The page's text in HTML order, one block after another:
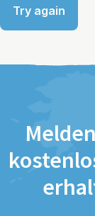
Try again